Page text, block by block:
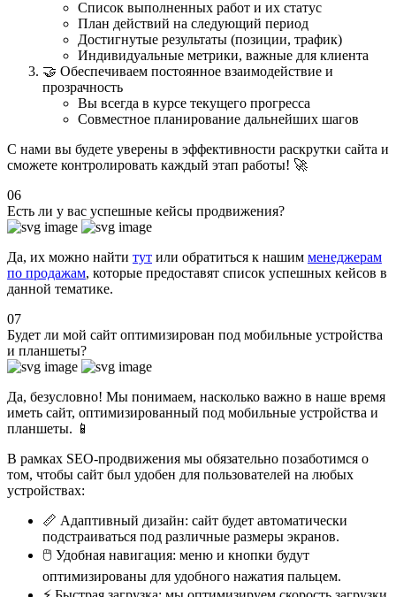
Список выполненных работ и их статус
План действий на следующий период
Достигнутые результаты (позиции, трафик)
Индивидуальные метрики, важные для клиента
🤝 Обеспечиваем постоянное взаимодействие и
прозрачность
Вы всегда в курсе текущего прогресса
Совместное планирование дальнейших шагов
С нами вы будете уверены в эффективности раскрутки сайта и
сможете контролировать каждый этап работы! 🚀
06
Есть ли у вас успешные кейсы продвижения?
Да, их можно найти тут или обратиться к нашим менеджерам
по продажам, которые предоставят список успешных кейсов в
данной тематике.
07
Будет ли мой сайт оптимизирован под мобильные устройства
и планшеты?
Да, безусловно! Мы понимаем, насколько важно в наше время
иметь сайт, оптимизированный под мобильные устройства и
планшеты. 📱
В рамках SEO-продвижения мы обязательно позаботимся о
том, чтобы сайт был удобен для пользователей на любых
устройствах:
📏 Адаптивный дизайн: сайт будет автоматически
подстраиваться под различные размеры экранов.
🖱️ Удобная навигация: меню и кнопки будут
оптимизированы для удобного нажатия пальцем.